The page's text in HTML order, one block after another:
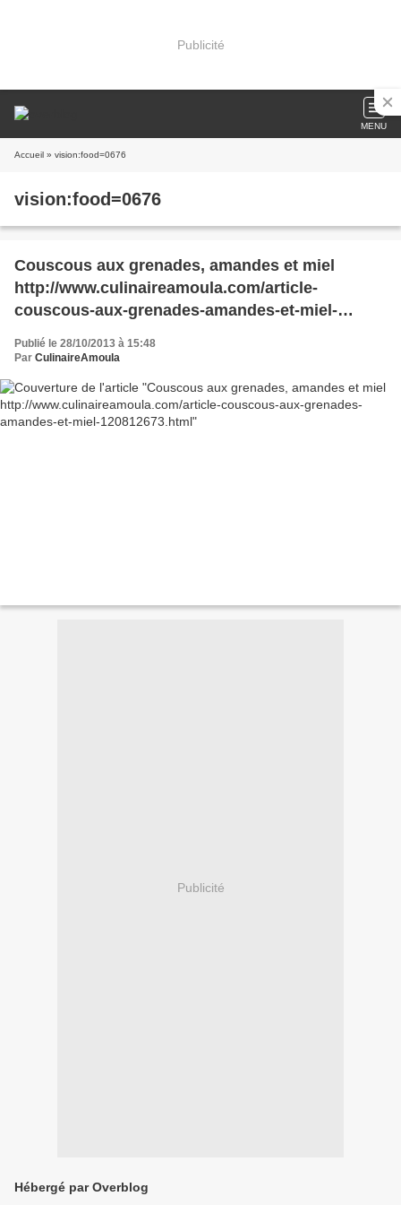
Publicité
MENU
Accueil » vision:food=0676
vision:food=0676
Couscous aux grenades, amandes et miel
http://www.culinaireamoula.com/article-
couscous-aux-grenades-amandes-et-miel-
120812673.html
Publié le 28/10/2013 à 15:48
Par CulinaireAmoula
Publicité
Hébergé par Overblog